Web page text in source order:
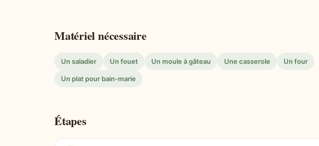
Matériel nécessaire
Un saladier Un fouet Un moule à gâteau Une casserole Un four
Un plat pour bain-marie
Étapes